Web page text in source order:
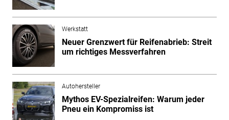
Werkstatt
Neuer Grenzwert für Reifenabrieb: Streit
um richtiges Messverfahren
Autohersteller
Mythos EV-Spezialreifen: Warum jeder
Pneu ein Kompromiss ist